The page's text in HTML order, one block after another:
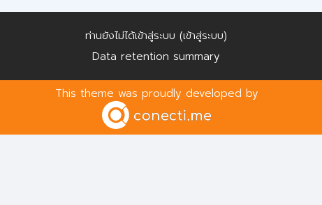
ท่านยังไม่ได้เข้าสู่ระบบ (เข้าสู่ระบบ)
Data retention summary
This theme was proudly developed by